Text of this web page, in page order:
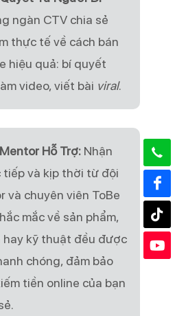
ngàn CTV chia sẻ
thực tế về cách bán
hiệu quả: bí quyết
video, viết bài viral.
Hỗ Trợ: Nhận
và kịp thời từ đội
và chuyên viên ToBe
mắc về sản phẩm,
hay kỹ thuật đều được
chóng, đảm bảo
tiền online của bạn